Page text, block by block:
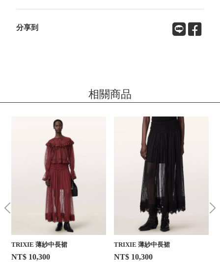
分享到
相關商品
TRIXIE 薄紗中長裙
NT$ 10,300
TRIXIE 薄紗中長裙
NT$ 10,300